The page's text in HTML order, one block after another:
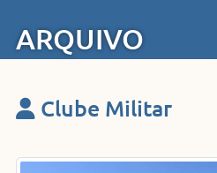
ARQUIVO
Clube Militar